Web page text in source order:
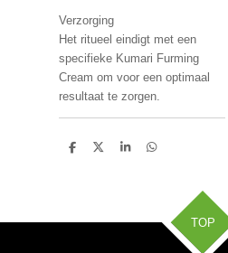
Verzorging
Het ritueel eindigt met een
specifieke Kumari Furming
Cream om voor een optimaal
resultaat te zorgen.
D
D
S
D
TOP